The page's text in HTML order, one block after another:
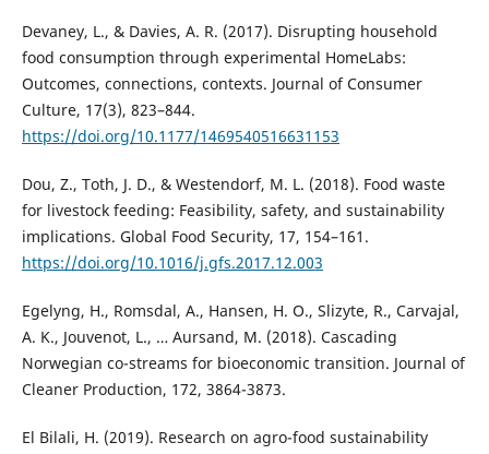
Devaney, L., & Davies, A. R. (2017). Disrupting household
food consumption through experimental HomeLabs:
Outcomes, connections, contexts. Journal of Consumer
Culture, 17(3), 823–844.
https://doi.org/10.1177/1469540516631153
Dou, Z., Toth, J. D., & Westendorf, M. L. (2018). Food waste
for livestock feeding: Feasibility, safety, and sustainability
implications. Global Food Security, 17, 154–161.
https://doi.org/10.1016/j.gfs.2017.12.003
Egelyng, H., Romsdal, A., Hansen, H. O., Slizyte, R., Carvajal,
A. K., Jouvenot, L., … Aursand, M. (2018). Cascading
Norwegian co-streams for bioeconomic transition. Journal of
Cleaner Production, 172, 3864-3873.
El Bilali, H. (2019). Research on agro-food sustainability